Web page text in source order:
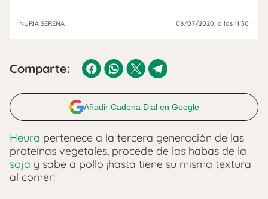
NURIA SERENA 08/07/2020 , a las 11:30
Comparte:
Añadir Cadena Dial en Google
Heura pertenece a la tercera generación de las
proteínas vegetales, procede de las habas de la
soja y sabe a pollo ¡hasta tiene su misma textura
al comer!